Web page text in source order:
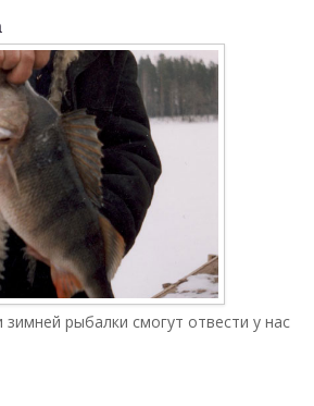
рыбалки смогут отвести у нас